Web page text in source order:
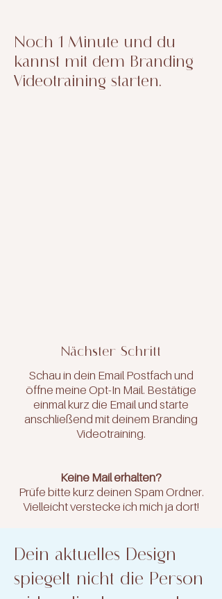
Noch 1 Minute und du
kannst mit dem Branding
Videotraining starten.
Nächster Schritt
Schau in dein Email Postfach und
öffne meine Opt-In Mail. Bestätige
einmal kurz die Email und starte
anschließend mit deinem Branding
Videotraining.
Keine Mail erhalten?
Prüfe bitte kurz deinen Spam Ordner.
Vielleicht verstecke ich mich ja dort!
Dein aktuelles Design
spiegelt nicht die Person